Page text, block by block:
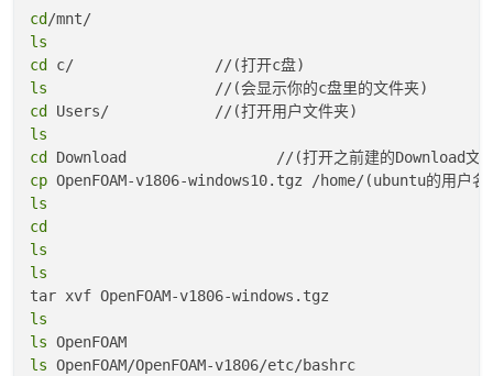
cd
ls
cd
ls
cd
ls
cd
cp
ls
cd
ls
ls
ls
ls
ls OpenFOAM/OpenFOAM-v1806/etc/bashrc